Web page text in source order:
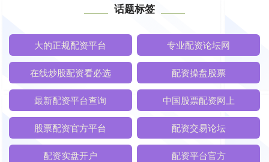
话题标签
大的正规配资平台 专业配资论坛网
在线炒股配资看必选 配资操盘股票
最新配资平台查询 中国股票配资网上
股票配资官方平台 配资交易论坛
配资实盘开户 配资平台官方